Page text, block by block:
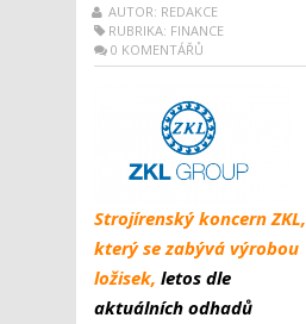
AUTOR: REDAKCE
RUBRIKA: FINANCE
0 KOMENTÁŘŮ
Strojírenský koncern ZKL,
který se zabývá výrobou
ložisek, letos dle
aktuálních odhadů